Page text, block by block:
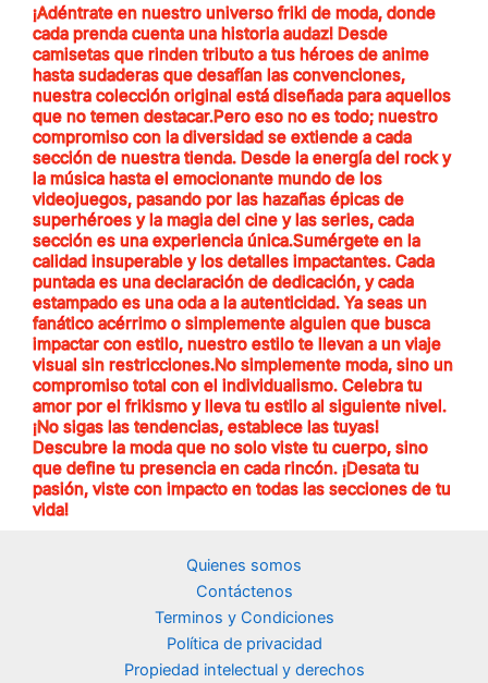
¡Adéntrate en nuestro universo friki de moda, donde
cada prenda cuenta una historia audaz! Desde
camisetas que rinden tributo a tus héroes de anime
hasta sudaderas que desafían las convenciones,
nuestra colección original está diseñada para aquellos
que no temen destacar.Pero eso no es todo; nuestro
compromiso con la diversidad se extiende a cada
sección de nuestra tienda. Desde la energía del rock y
la música hasta el emocionante mundo de los
videojuegos, pasando por las hazañas épicas de
superhéroes y la magia del cine y las series, cada
sección es una experiencia única.Sumérgete en la
calidad insuperable y los detalles impactantes. Cada
puntada es una declaración de dedicación, y cada
estampado es una oda a la autenticidad. Ya seas un
fanático acérrimo o simplemente alguien que busca
impactar con estilo, nuestro estilo te llevan a un viaje
visual sin restricciones.No simplemente moda, sino un
compromiso total con el individualismo. Celebra tu
amor por el frikismo y lleva tu estilo al siguiente nivel.
¡No sigas las tendencias, establece las tuyas!
Descubre la moda que no solo viste tu cuerpo, sino
que define tu presencia en cada rincón. ¡Desata tu
pasión, viste con impacto en todas las secciones de tu
vida!
Quienes somos
Contáctenos
Terminos y Condiciones
Política de privacidad
Propiedad intelectual y derechos